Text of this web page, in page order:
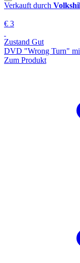
Verkauft durch
€ 3
Zustand Gut
DVD "Wrong Turn"
Zum Produkt